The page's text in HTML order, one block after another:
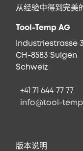
从经验中得到完美
Tool-Temp AG
Industriestrasse
CH-8583 Sulgen
Schweiz
+41 71 644 77 77
info@tool-
版本说明